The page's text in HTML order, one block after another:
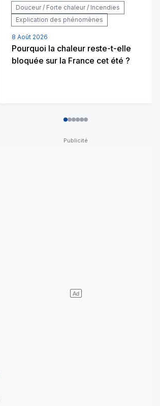
Douceur / Forte chaleur / Incendies
Explication des phénomènes
8 Août 2026
Pourquoi la chaleur reste-t-elle
bloquée sur la France cet été ?
012345